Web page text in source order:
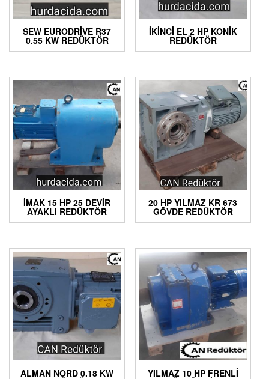
SEW EURODRIVE R37
0.55 KW REDÜKTÖR
İKINCI EL 2 HP KONIK
REDÜKTÖR
İMAK 15 HP 25 DEVIR
AYAKLI REDÜKTÖR
20 HP YILMAZ KR 673
GÖVDE REDÜKTÖR
ALMAN NORD 0.18 KW YILMAZ 10 HP FRENLI